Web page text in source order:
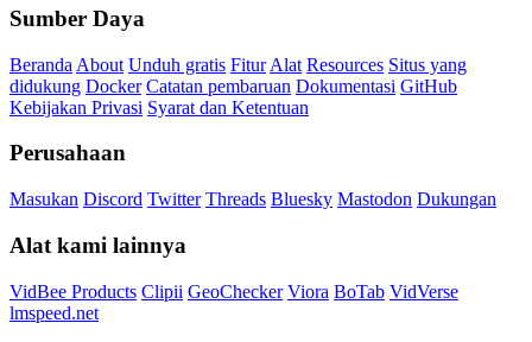
Sumber Daya
Beranda About Unduh gratis Fitur Alat Resources Situs yang
didukung Docker Catatan pembaruan Dokumentasi GitHub
Kebijakan Privasi Syarat dan Ketentuan
Perusahaan
Masukan Discord Twitter Threads Bluesky Mastodon Dukungan
Alat kami lainnya
VidBee Products Clipii GeoChecker Viora BoTab VidVerse
lmspeed.net